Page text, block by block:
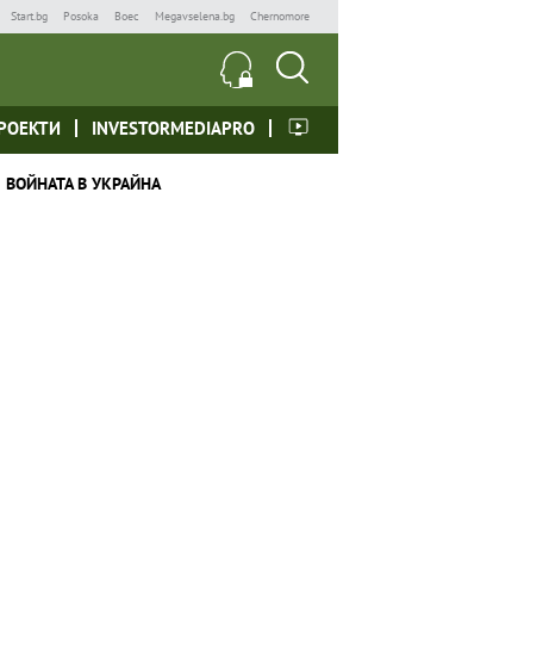
Start.bg Posoka Boec Megavselena.bg Chernomore
INVESTORMEDIAPRO
ВОЙНАТА В УКРАЙНА